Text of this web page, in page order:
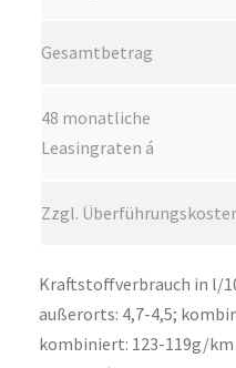
Gesamtbetrag
48 monatliche
Leasingraten á
Zzgl.
Kraftstoffverbrauch in l/
außerorts: 4,7-4,5;
kombiniert: 123-119g/km